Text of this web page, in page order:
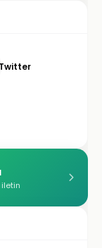
Twitter
iletin